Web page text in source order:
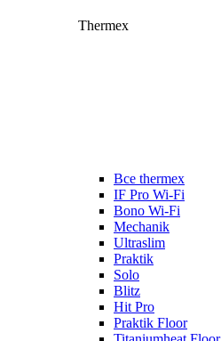
Thermex
Все thermex
IF Pro Wi-Fi
Bono Wi-Fi
Mechanik
Ultraslim
Praktik
Solo
Blitz
Hit Pro
Praktik Floor